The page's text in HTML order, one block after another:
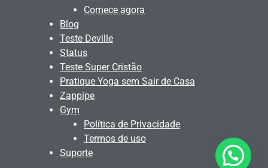
Comece agora
Blog
Teste Deville
Status
Teste Super Cristão
Pratique Yoga sem Sair de Casa
Zappipe
Gym
Política de Privacidade
Termos de uso
Suporte